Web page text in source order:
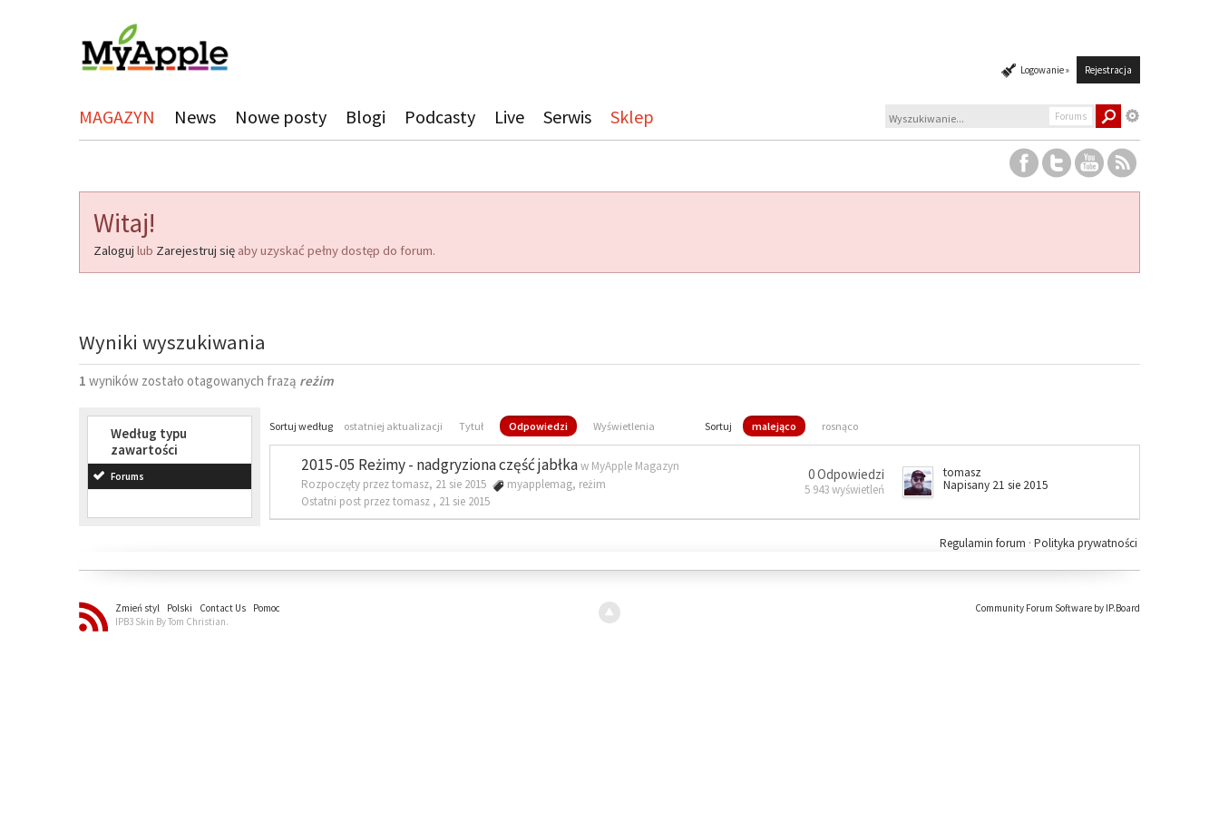
Logowanie » Rejestracja
MAGAZYN News Nowe posty Blogi Podcasty Live Serwis Sklep Forums
Witaj!
Zaloguj lub Zarejestruj się aby uzyskać pełny dostęp do forum.
Wyniki wyszukiwania
1 wyników zostało otagowanych frazą reżim
Według typu
zawartości
Forums
Sortuj według ostatniej aktualizacji Tytuł Odpowiedzi Wyświetlenia Sortuj malejąco rosnąco
2015-05 Reżimy - nadgryziona część jabłkaw MyApple Magazyn
Rozpoczęty przez tomasz, 21 sie 2015
myapplemag, reżim
Ostatni post przez tomasz , 21 sie 2015
0 Odpowiedzi
5 943 wyświetleń
tomasz
Napisany 21 sie 2015
Polityka prywatności
Regulamin forum ·
Zmień styl Polski Contact Us
Pomoc
IPB3 Skin By Tom Christian.
Community Forum Software by IP.Board